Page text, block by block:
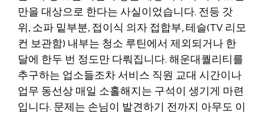
만을 대상으로 한다는 사실이었습니다. 전등 갓
위, 소파 밑부분, 접이식 의자 접합부, 테슬(TV 리모
컨 보관함) 내부는 청소 루틴에서 제외되거나 한
달에 한두 번 정도만 다뤄집니다. 해운대퀄리티를
추구하는 업소들조차 서비스 직원 교대 시간이나
업무 동선상 매일 소홀해지는 구석이 생기게 마련
입니다. 문제는 손님이 발견하기 전까지 아무도 이